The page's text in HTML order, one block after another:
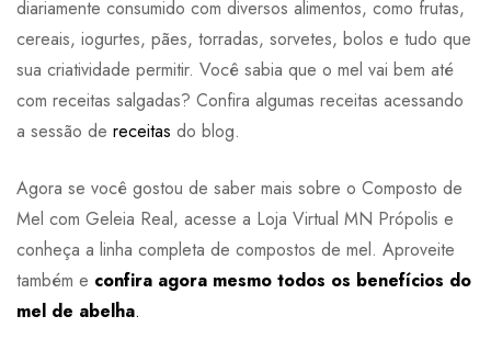
diariamente consumido com diversos alimentos, como frutas,
cereais, iogurtes, pães, torradas, sorvetes, bolos e tudo que
sua criatividade permitir. Você sabia que o mel vai bem até
com receitas salgadas? Confira algumas receitas acessando
a sessão de receitas do blog.
Agora se você gostou de saber mais sobre o Composto de
Mel com Geleia Real, acesse a Loja Virtual MN Própolis e
conheça a linha completa de compostos de mel. Aproveite
também e confira agora mesmo todos os benefícios do
mel de abelha.